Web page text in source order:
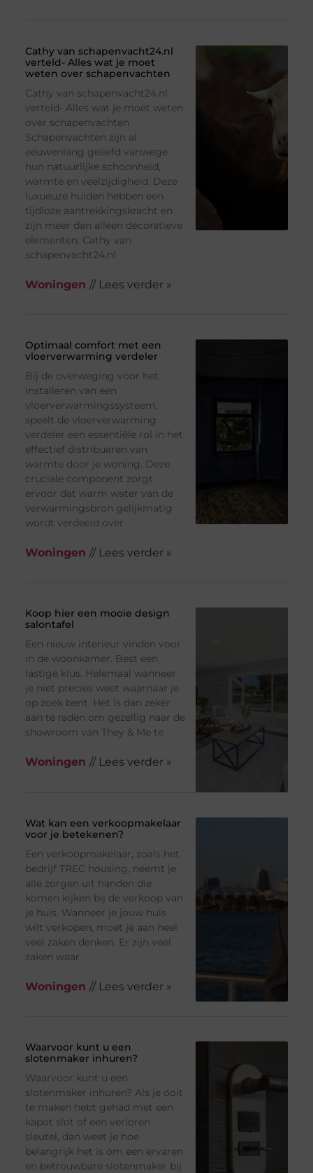
Cathy van schapenvacht24.nl
verteld- Alles wat je moet
weten over schapenvachten
Cathy van schapenvacht24.nl
verteld- Alles wat je moet weten
over schapenvachten
Schapenvachten zijn al
eeuwenlang geliefd vanwege
hun natuurlijke schoonheid,
warmte en veelzijdigheid. Deze
luxueuze huiden hebben een
tijdloze aantrekkingskracht en
zijn meer dan alleen decoratieve
elementen. Cathy van
schapenvacht24.nl
Woningen // Lees verder »
Optimaal comfort met een
vloerverwarming verdeler
Bij de overweging voor het
installeren van een
vloerverwarmingssysteem,
speelt de vloerverwarming
verdeler een essentiële rol in het
effectief distribueren van
warmte door je woning. Deze
cruciale component zorgt
ervoor dat warm water van de
verwarmingsbron gelijkmatig
wordt verdeeld over
Woningen // Lees verder »
Koop hier een mooie design
salontafel
Een nieuw interieur vinden voor
in de woonkamer. Best een
lastige klus. Helemaal wanneer
je niet precies weet waarnaar je
op zoek bent. Het is dan zeker
aan te raden om gezellig naar de
showroom van They & Me te
Woningen // Lees verder »
Wat kan een verkoopmakelaar
voor je betekenen?
Een verkoopmakelaar, zoals het
bedrijf TREC housing, neemt je
alle zorgen uit handen die
komen kijken bij de verkoop van
je huis. Wanneer je jouw huis
wilt verkopen, moet je aan heel
veel zaken denken. Er zijn veel
zaken waar
Woningen // Lees verder »
Waarvoor kunt u een
slotenmaker inhuren?
Waarvoor kunt u een
slotenmaker inhuren? Als je ooit
te maken hebt gehad met een
kapot slot of een verloren
sleutel, dan weet je hoe
belangrijk het is om een ervaren
en betrouwbare slotenmaker bij